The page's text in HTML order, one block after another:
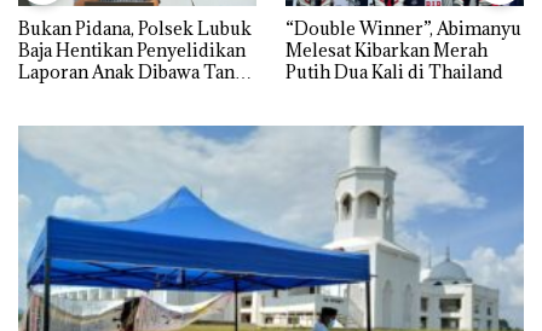
Bukan Pidana, Polsek Lubuk
Baja Hentikan Penyelidikan
Laporan Anak Dibawa Tanpa
“Double Winner”, Abimanyu
Melesat Kibarkan Merah
Putih Dua Kali di Thailand